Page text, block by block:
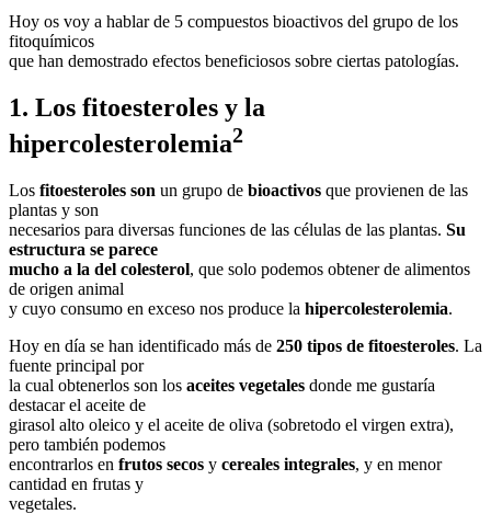
Hoy os voy a hablar de 5 compuestos bioactivos del grupo de los
fitoquímicos
que han demostrado efectos beneficiosos sobre ciertas patologías.
1. Los fitoesteroles y la
hipercolesterolemia2
Los fitoesteroles son un grupo de bioactivos que provienen de las
plantas y son
necesarios para diversas funciones de las células de las plantas. Su
estructura se parece
mucho a la del colesterol, que solo podemos obtener de alimentos
de origen animal
y cuyo consumo en exceso nos produce la hipercolesterolemia.
Hoy en día se han identificado más de 250 tipos de fitoesteroles. La
fuente principal por
la cual obtenerlos son los aceites vegetales donde me gustaría
destacar el aceite de
girasol alto oleico y el aceite de oliva (sobretodo el virgen extra),
pero también podemos
encontrarlos en frutos secos y cereales integrales, y en menor
cantidad en frutas y
vegetales.